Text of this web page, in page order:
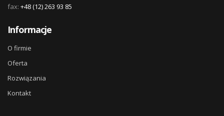
fax: +48 (12) 263 93 85
Informacje
O firmie
Oferta
Rozwiązania
Kontakt